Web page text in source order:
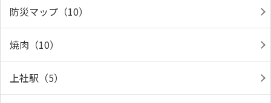
防災マップ（10）
焼肉（10）
上社駅（5）